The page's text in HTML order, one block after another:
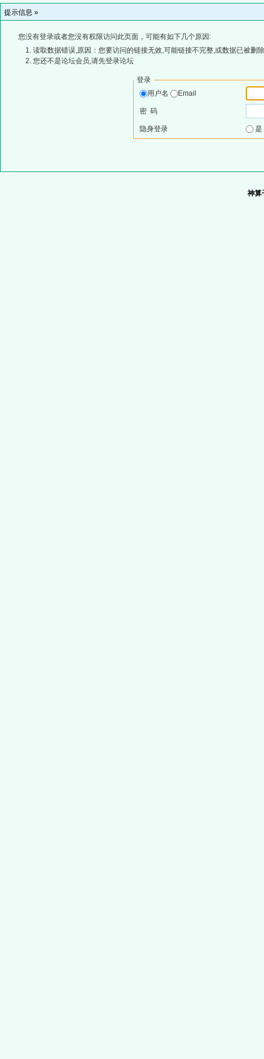
提示信息 »
您没有登录或者您没有权限访问此页面，可能有如下几个原因:
读取数据错误,原因：您要访问的链接无效,可能链接不完整,或数据已被删
您还不是论坛会员,请先登录论坛
登录
用户名
Email
密 码
隐身登录
神算